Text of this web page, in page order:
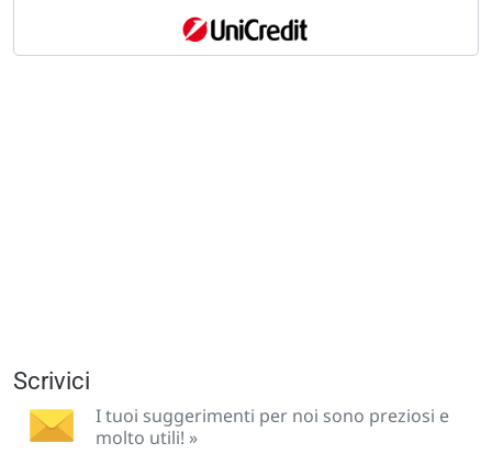
Scrivici
I tuoi suggerimenti per noi sono preziosi e
molto utili! »